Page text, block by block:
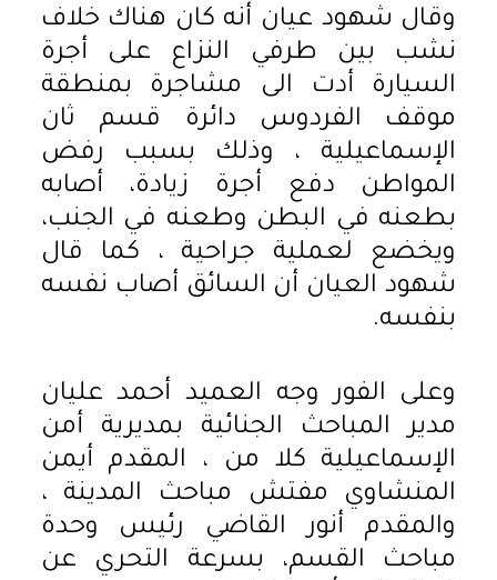
وقال شهود عيان أنه كان هناك خلاف
نشب بين طرفي النزاع على أجرة
السيارة أدت الى مشاجرة بمنطقة
موقف الفردوس دائرة قسم ثان
الإسماعيلية ، وذلك بسبب رفض
المواطن دفع أجرة زيادة، أصابه
بطعنه في البطن وطعنه في الجنب،
ويخضع لعملية جراحية ، كما قال
شهود العيان أن السائق أصاب نفسه
بنفسه.
وعلى الفور وجه العميد أحمد عليان
مدير المباحث الجنائية بمديرية أمن
الإسماعيلية كلا من ، المقدم أيمن
المنشاوي مفتش مباحث المدينة ،
والمقدم أنور القاضي رئيس وحدة
مباحث القسم، بسرعة التحري عن